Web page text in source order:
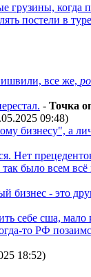
грузины,
постели в
все же,
- Toчкa
09:48)
бизнесу", а
Нет
было всем всё
бизнес - это
себе сша,
то РФ
18:52)